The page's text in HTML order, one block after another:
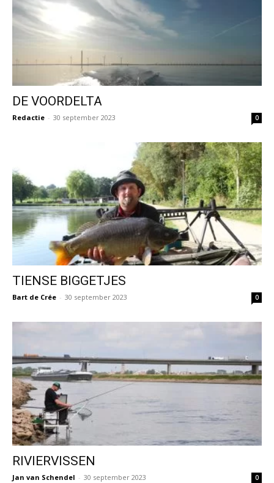
DE VOORDELTA
Redactie - 30 september 2023 0
TIENSE BIGGETJES
Bart de Crée - 30 september 2023 0
RIVIERVISSEN
Jan van Schendel - 30 september 2023 0